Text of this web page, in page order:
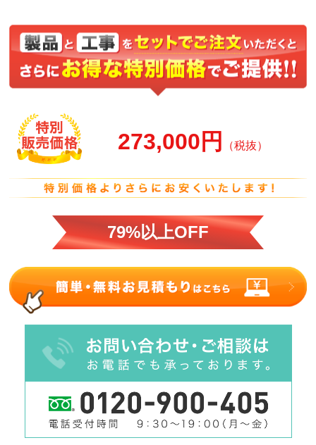
273,000円 （税抜）
79%以上OFF